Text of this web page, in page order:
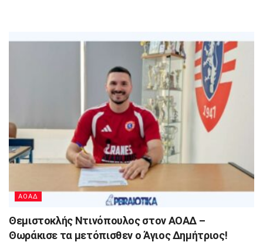
ΑΟΑΔ
Θεμιστοκλής Ντινόπουλος στον ΑΟΑΔ –
Θωράκισε τα μετόπισθεν ο Άγιος Δημήτριος!